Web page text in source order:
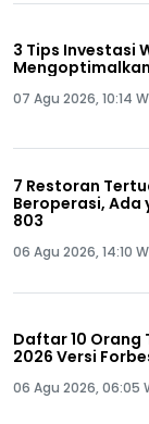
3 Tips Investasi
07 Agu 2026, 10:14
7 Restoran
Beroperasi, Ada
803
06 Agu 2026, 14:10
Daftar 10 Orang
2026 Versi
06 Agu 2026, 06:05